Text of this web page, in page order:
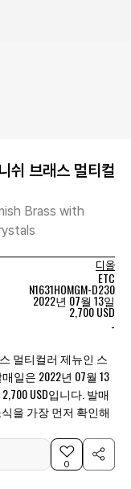
쉬 브래스 멀티컬
Brass with
디올
ETC
N1631HOMGM-D230
2022년 07월 13일
2,700 USD
-
멀티컬러 제뉴인 스
일은 2022년 07월 13
USD입니다. 발매
을 가장 먼저 확인해
0